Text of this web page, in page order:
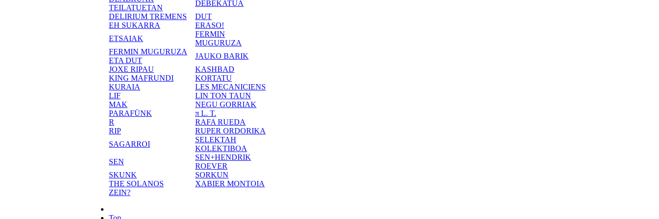
TEILATUETAN
DEBEKATUA
DELIRIUM TREMENS
DUT
EH SUKARRA
ERASO!
ETSAIAK
FERMIN
MUGURUZA
FERMIN MUGURUZA
ETA DUT
JAUKO BARIK
JOXE RIPAU
KASHBAD
KING MAFRUNDI
KORTATU
KURAIA
LES MECANICIENS
LIF
LIN TON TAUN
MAK
NEGU GORRIAK
PARAFÜNK
π L. T.
R
RAFA RUEDA
RIP
RUPER ORDORIKA
SAGARROI
SELEKTAH
KOLEKTIBOA
SEN
SEN+HENDRIK
ROEVER
SKUNK
SORKUN
THE SOLANOS
XABIER MONTOIA
ZEIN?